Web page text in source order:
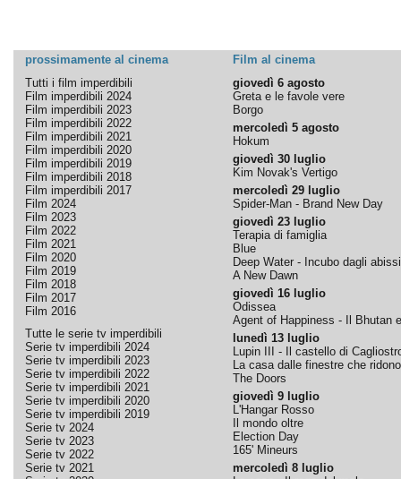
prossimamente al cinema
Film al cinema
Tutti i film imperdibili
Film imperdibili 2024
Film imperdibili 2023
Film imperdibili 2022
Film imperdibili 2021
Film imperdibili 2020
Film imperdibili 2019
Film imperdibili 2018
Film imperdibili 2017
Film 2024
Film 2023
Film 2022
Film 2021
Film 2020
Film 2019
Film 2018
Film 2017
Film 2016
Tutte le serie tv imperdibili
Serie tv imperdibili 2024
Serie tv imperdibili 2023
Serie tv imperdibili 2022
Serie tv imperdibili 2021
Serie tv imperdibili 2020
Serie tv imperdibili 2019
Serie tv 2024
Serie tv 2023
Serie tv 2022
Serie tv 2021
giovedì 6 agosto
Greta e le favole vere
Borgo
mercoledì 5 agosto
Hokum
giovedì 30 luglio
Kim Novak's Vertigo
mercoledì 29 luglio
Spider-Man - Brand New Day
giovedì 23 luglio
Terapia di famiglia
Blue
Deep Water - Incubo dagli abissi
A New Dawn
giovedì 16 luglio
Odissea
Agent of Happiness - Il Bhutan
lunedì 13 luglio
Lupin III - Il castello di
La casa dalle finestre che ridono
The Doors
giovedì 9 luglio
L'Hangar Rosso
Il mondo oltre
Election Day
165' Mineurs
mercoledì 8 luglio